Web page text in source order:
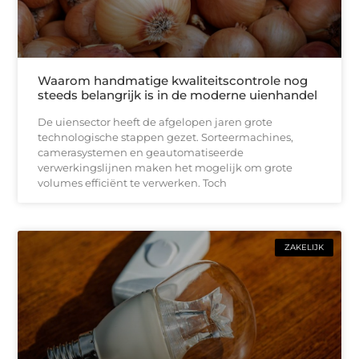
Waarom handmatige kwaliteitscontrole nog
steeds belangrijk is in de moderne uienhandel
De uiensector heeft de afgelopen jaren grote
technologische stappen gezet. Sorteermachines,
camerasystemen en geautomatiseerde
verwerkingslijnen maken het mogelijk om grote
volumes efficiënt te verwerken. Toch
ZAKELIJK